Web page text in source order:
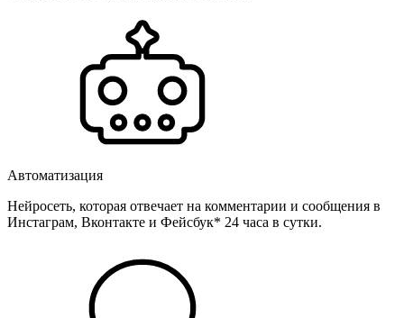
Автоматизация
Нейросеть, которая отвечает на комментарии и сообщения в
Инстаграм, Вконтакте и Фейсбук* 24 часа в сутки.